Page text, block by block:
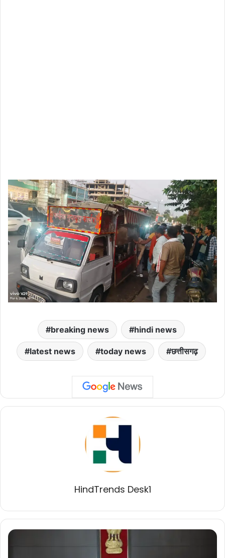
breaking news hindi news
latest news today news छत्तीसगढ़
HindTrends Desk1
नवपदस्थ